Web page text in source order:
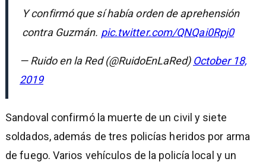
Y confirmó que sí había orden de aprehensión
contra Guzmán. pic.twitter.com/QNQai0Rpj0
— Ruido en la Red (@RuidoEnLaRed) October 18,
2019
Sandoval confirmó la muerte de un civil y siete
soldados, además de tres policías heridos por arma
de fuego. Varios vehículos de la policía local y un